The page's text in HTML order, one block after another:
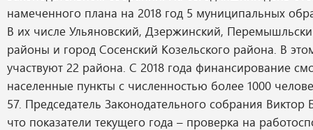
намеченного плана на 2018 год 5 муниципальных
В их числе Ульяновский, Дзержинский,
районы и город Сосенский Козельского района. В
участвуют 22 района. С 2018 года финансирование
населенные пункты с численностью более 1000
57. Председатель Законодательного собрания Виктор
что показатели текущего года – проверка на